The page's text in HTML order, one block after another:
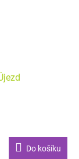
Do košíku